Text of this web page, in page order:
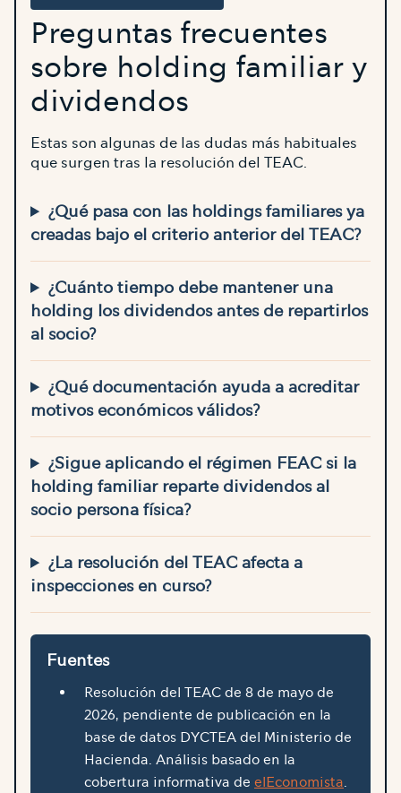
Preguntas frecuentes
sobre holding familiar y
dividendos
Estas son algunas de las dudas más habituales
que surgen tras la resolución del TEAC.
¿Qué pasa con las holdings familiares ya
creadas bajo el criterio anterior del TEAC?
¿Cuánto tiempo debe mantener una
holding los dividendos antes de repartirlos
al socio?
¿Qué documentación ayuda a acreditar
motivos económicos válidos?
¿Sigue aplicando el régimen FEAC si la
holding familiar reparte dividendos al
socio persona física?
¿La resolución del TEAC afecta a
inspecciones en curso?
Fuentes
Resolución del TEAC de 8 de mayo de
2026, pendiente de publicación en la
base de datos DYCTEA del Ministerio de
Hacienda. Análisis basado en la
cobertura informativa de elEconomista.